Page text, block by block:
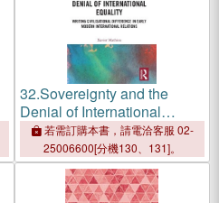
32.Sovereignty and the
Denial of International
Equality：Performing
Civilisation and Savagery in
Early Modern International
Relations
若需訂購本書，請電洽客服 02-
25006600[分機130、131]。